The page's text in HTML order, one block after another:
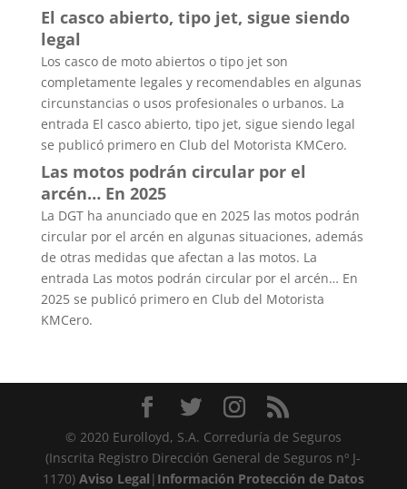
El casco abierto, tipo jet, sigue siendo
legal
Los casco de moto abiertos o tipo jet son
completamente legales y recomendables en algunas
circunstancias o usos profesionales o urbanos. La
entrada El casco abierto, tipo jet, sigue siendo legal
se publicó primero en Club del Motorista KMCero.
Las motos podrán circular por el
arcén… En 2025
La DGT ha anunciado que en 2025 las motos podrán
circular por el arcén en algunas situaciones, además
de otras medidas que afectan a las motos. La
entrada Las motos podrán circular por el arcén… En
2025 se publicó primero en Club del Motorista
KMCero.
© 2020 Eurolloyd, S.A. Correduría de Seguros
(Inscrita Registro Dirección General de Seguros nº J-
1170) Aviso Legal | Información Protección de Datos